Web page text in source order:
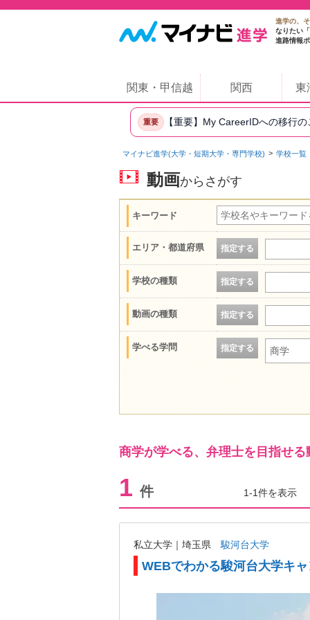
進学の、
なりたい
進路情報
関東・甲信越 関西 東
重要 【重要】My CareerIDへの移行
マイナビ進学(大学・短期大学・専門学校) 学校一覧
動画からさがす
キーワード
エリア・都道府県 指定する
学校の種類 指定する
動画の種類 指定する
学べる学問 指定する 商学
商学が学べる、弁理士を目指せる
1 件 1-1件を表示
私立大学｜埼玉県 駿河台大学
WEBでわかる駿河台大学キ